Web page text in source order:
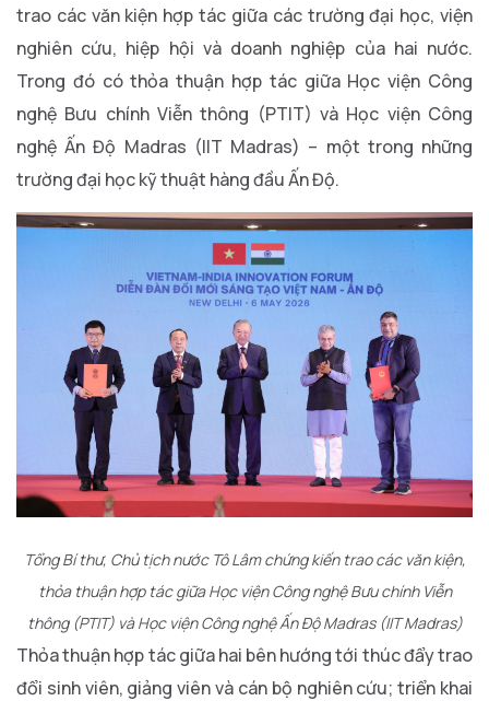
trao các văn kiện hợp tác giữa các trường đại học, viện
nghiên cứu, hiệp hội và doanh nghiệp của hai nước.
Trong đó có thỏa thuận hợp tác giữa Học viện Công
nghệ Bưu chính Viễn thông (PTIT) và Học viện Công
nghệ Ấn Độ Madras (IIT Madras) – một trong những
trường đại học kỹ thuật hàng đầu Ấn Độ.
Tổng Bí thư, Chủ tịch nước Tô Lâm chứng kiến trao các văn kiện,
thỏa thuận hợp tác giữa Học viện Công nghệ Bưu chính Viễn
thông (PTIT) và Học viện Công nghệ Ấn Độ Madras (IIT Madras)
Thỏa thuận hợp tác giữa hai bên hướng tới thúc đẩy trao
đổi sinh viên, giảng viên và cán bộ nghiên cứu; triển khai